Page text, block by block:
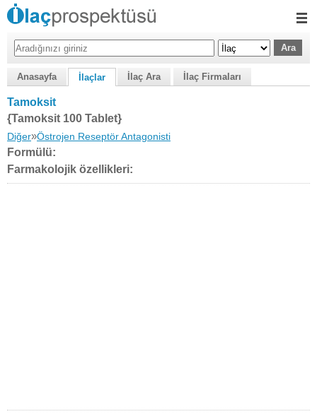
Anasayfa İlaçlar İlaç Ara İlaç Firmaları
Tamoksit
{Tamoksit 100 Tablet}
Diğer»Östrojen Reseptör Antagonisti
Formülü:
Farmakolojik özellikleri: